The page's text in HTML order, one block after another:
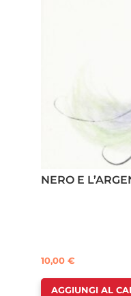
NERO E
10,00 €
AGGIUNGI AL